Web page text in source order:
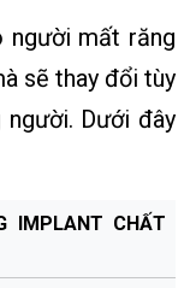
mất răng
sẽ thay đổi tùy
Dưới đây
IMPLANT CHẤT